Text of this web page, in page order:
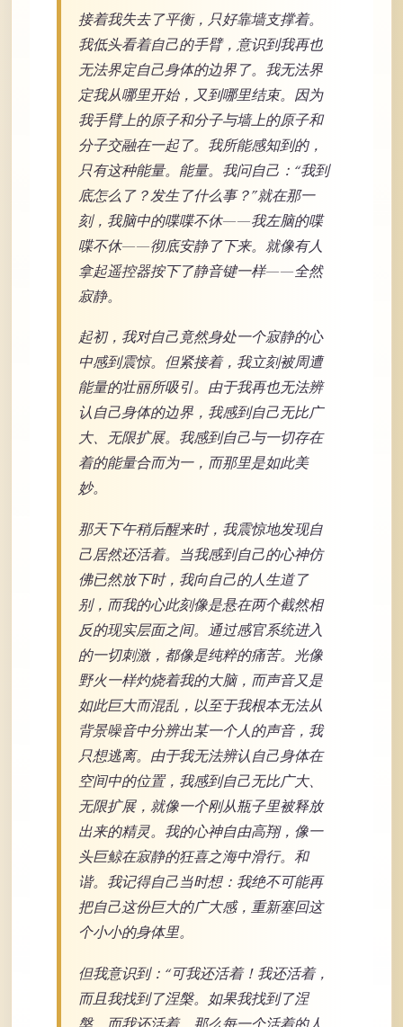
接着我失去了平衡，只好靠墙支撑着。
我低头看着自己的手臂，意识到我再也
无法界定自己身体的边界了。我无法界
定我从哪里开始，又到哪里结束。因为
我手臂上的原子和分子与墙上的原子和
分子交融在一起了。我所能感知到的，
只有这种能量。能量。我问自己：“我到
底怎么了？发生了什么事？”就在那一
刻，我脑中的喋喋不休——我左脑的喋
喋不休——彻底安静了下来。就像有人
拿起遥控器按下了静音键一样——全然
寂静。
起初，我对自己竟然身处一个寂静的心
中感到震惊。但紧接着，我立刻被周遭
能量的壮丽所吸引。由于我再也无法辨
认自己身体的边界，我感到自己无比广
大、无限扩展。我感到自己与一切存在
着的能量合而为一，而那里是如此美
妙。
那天下午稍后醒来时，我震惊地发现自
己居然还活着。当我感到自己的心神仿
佛已然放下时，我向自己的人生道了
别，而我的心此刻像是悬在两个截然相
反的现实层面之间。通过感官系统进入
的一切刺激，都像是纯粹的痛苦。光像
野火一样灼烧着我的大脑，而声音又是
如此巨大而混乱，以至于我根本无法从
背景噪音中分辨出某一个人的声音，我
只想逃离。由于我无法辨认自己身体在
空间中的位置，我感到自己无比广大、
无限扩展，就像一个刚从瓶子里被释放
出来的精灵。我的心神自由高翔，像一
头巨鲸在寂静的狂喜之海中滑行。和
谐。我记得自己当时想：我绝不可能再
把自己这份巨大的广大感，重新塞回这
个小小的身体里。
但我意识到：“可我还活着！我还活着，
而且我找到了涅槃。如果我找到了涅